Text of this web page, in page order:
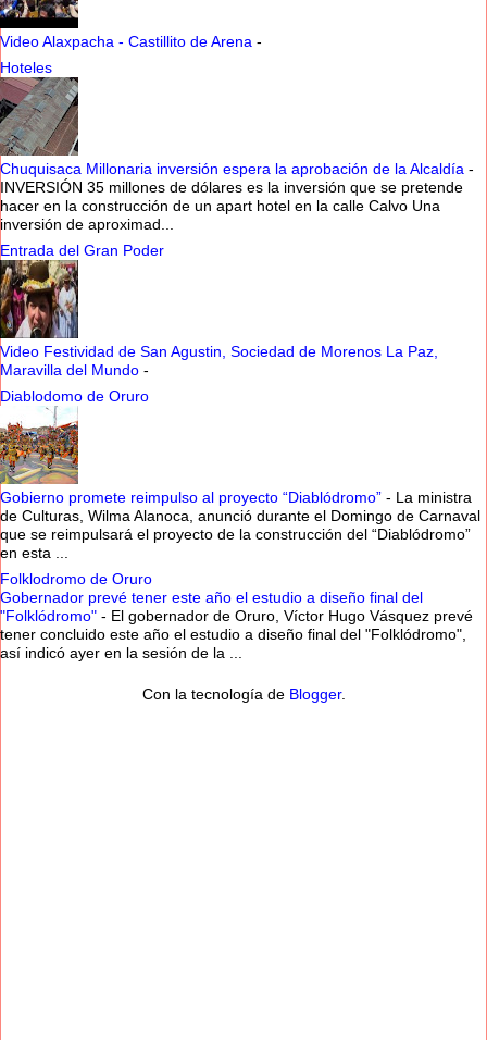
Video Alaxpacha - Castillito de Arena -
Hoteles
Chuquisaca Millonaria inversión espera la aprobación de la Alcaldía -
INVERSIÓN 35 millones de dólares es la inversión que se pretende
hacer en la construcción de un apart hotel en la calle Calvo Una
inversión de aproximad...
Entrada del Gran Poder
Video Festividad de San Agustin, Sociedad de Morenos La Paz,
Maravilla del Mundo -
Diablodomo de Oruro
Gobierno promete reimpulso al proyecto “Diablódromo” - La ministra
de Culturas, Wilma Alanoca, anunció durante el Domingo de Carnaval
que se reimpulsará el proyecto de la construcción del “Diablódromo”
en esta ...
Folklodromo de Oruro
Gobernador prevé tener este año el estudio a diseño final del
"Folklódromo" - El gobernador de Oruro, Víctor Hugo Vásquez prevé
tener concluido este año el estudio a diseño final del "Folklódromo",
así indicó ayer en la sesión de la ...
Con la tecnología de Blogger.